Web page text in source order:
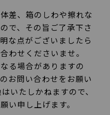
差、箱のしわや擦れな
で、その旨ご了承下さ
な点がございましたら
わせくださいませ。
る場合がありますの
お問い合わせをお願い
いたしかねますので、
い申し上げます。